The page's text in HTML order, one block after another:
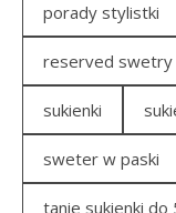
porady stylistki
reserved swetry
sukienki
sweter w paski
tanie sukienki do